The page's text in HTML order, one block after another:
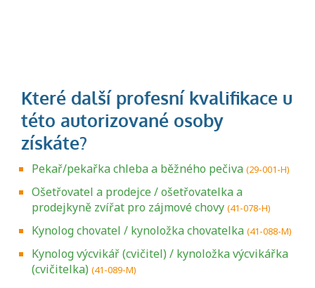
Pekař/pekařka chleba a běžného pečiva (29-001-H)
Ošetřovatel a prodejce / ošetřovatelka a
prodejkyně zvířat pro zájmové chovy (41-078-H)
Kynolog chovatel / kynoložka chovatelka (41-088-M)
Kynolog výcvikář (cvičitel) / kynoložka výcvikářka
(cvičitelka) (41-089-M)
Projděte si seznam profesních kvalifikací.